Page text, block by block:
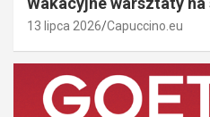
13 lipca 2026 Capuccino.eu